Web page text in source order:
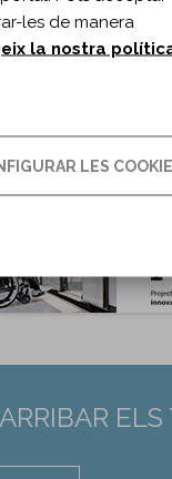
les de manera
la nostra
LES